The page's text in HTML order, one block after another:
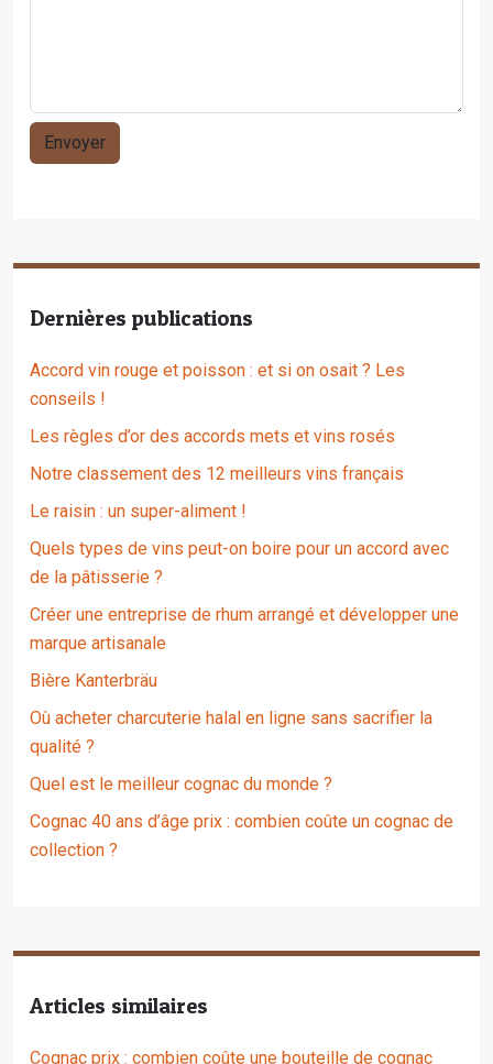
Dernières publications
Accord vin rouge et poisson : et si on osait ? Les
conseils !
Les règles d’or des accords mets et vins rosés
Notre classement des 12 meilleurs vins français
Le raisin : un super-aliment !
Quels types de vins peut-on boire pour un accord avec
de la pâtisserie ?
Créer une entreprise de rhum arrangé et développer une
marque artisanale
Bière Kanterbräu
Où acheter charcuterie halal en ligne sans sacrifier la
qualité ?
Quel est le meilleur cognac du monde ?
Cognac 40 ans d’âge prix : combien coûte un cognac de
collection ?
Articles similaires
Cognac prix : combien coûte une bouteille de cognac